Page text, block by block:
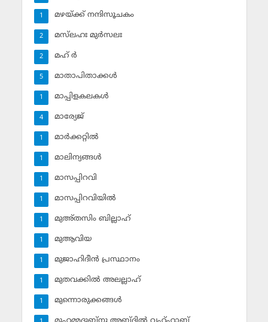
മഴയ്ക്ക് നന്ദിസൂചകം
1
മസ്‌ലഹഃ മുര്‍സലഃ
2
മഹ് ര്‍
2
മാതാപിതാക്കള്‍
5
മാപ്പിളകലകള്‍
1
മാര്യേജ്
4
മാര്‍ക്കറ്റില്‍
1
മാലിന്യങ്ങള്‍
1
മാസപ്പിറവി
1
മാസപ്പിറവിയില്‍
1
മുഅ്തസിം ബില്ലാഹ്
1
മുആവിയ
1
മുജാഹിദീന്‍ പ്രസ്ഥാനം
1
മുതവക്കില്‍ അലല്ലാഹ്
1
മുന്നൊരുക്കങ്ങള്‍
1